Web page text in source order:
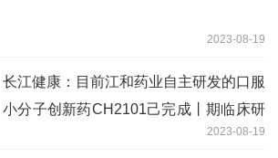
2023-08-19
长江健康：目前江和药业自主研发的口服
小分子创新药CH2101己完成丨期临床研
2023-08-19